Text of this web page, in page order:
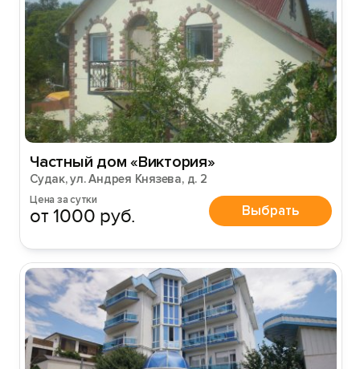
Частный дом «Виктория»
Судак, ул. Андрея Князева, д. 2
Цена за сутки
от 1000 руб. Выбрать